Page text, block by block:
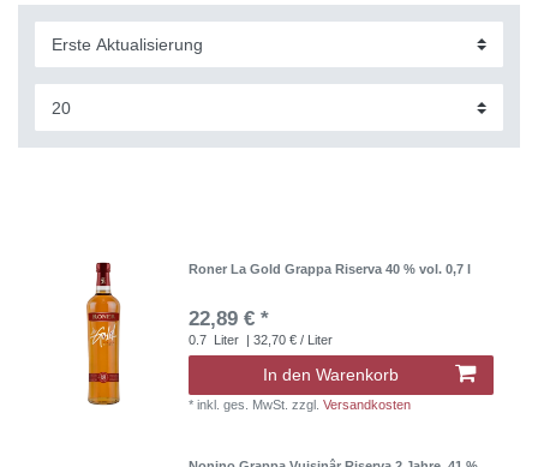
Roner La Gold Grappa Riserva 40 % vol. 0,7 l
22,89 € *
0.7 Liter | 32,70 € / Liter
In den Warenkorb
*inkl. ges. MwSt. zzgl.Versandkosten